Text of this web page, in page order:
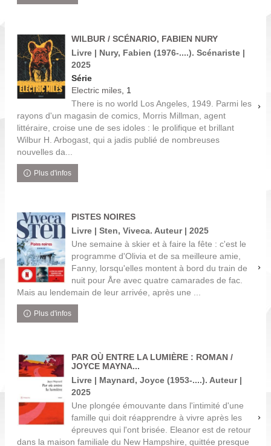
WILBUR / SCÉNARIO, FABIEN NURY
Livre | Nury, Fabien (1976-....). Scénariste |
2025
Série
Electric miles , 1
There is no world Los Angeles, 1949. Parmi les
rayons d'un magasin de comics, Morris Millman, agent
littéraire, croise une de ses idoles : le prolifique et brillant
Wilbur H. Arbogast, qui a jadis publié de nombreuses
nouvelles da...
Plus d'infos
PISTES NOIRES
Livre | Sten, Viveca. Auteur | 2025
Une semaine à skier et à faire la fête : c'est le
programme d'Olivia et de sa meilleure amie,
Fanny, lorsqu'elles montent à bord du train de
nuit pour Åre avec quatre camarades de fac.
Mais au lendemain de leur arrivée, après une ...
Plus d'infos
PAR OÙ ENTRE LA LUMIÈRE : ROMAN /
JOYCE MAYNA...
Livre | Maynard, Joyce (1953-....). Auteur |
2025
Une plongée émouvante dans l'intimité d'une
famille qui doit réapprendre à vivre après les
épreuves qui l'ont brisée. Eleanor est de retour
dans la maison familiale du New Hampshire, quittée presque